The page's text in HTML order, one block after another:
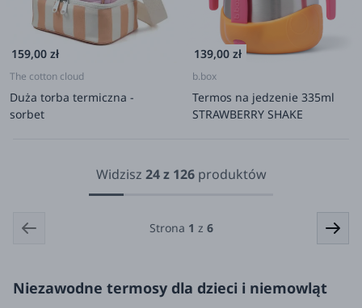
159,00 zł
The cotton cloud
Duża torba termiczna -
sorbet
139,00 zł
b.box
Termos na jedzenie 335ml
STRAWBERRY SHAKE
Widzisz 24 z 126produktów
Strona 1 z 6
Niezawodne termosy dla dzieci i niemowląt